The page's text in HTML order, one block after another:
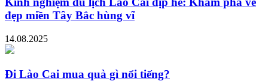
đẹp miền Tây Bắc hùng vĩ
14.08.2025
Đi Lào Cai mua quà gì nổi tiếng?